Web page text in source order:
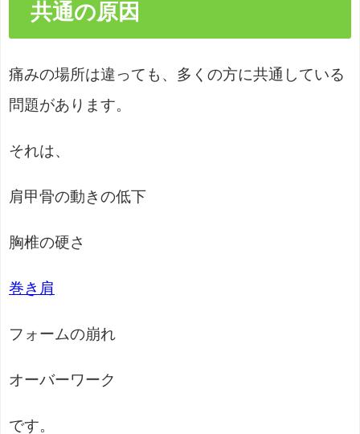
共通の原因
痛みの場所は違っても、多くの方に共通している
問題があります。
それは、
肩甲骨の動きの低下
胸椎の硬さ
巻き肩
フォームの崩れ
オーバーワーク
です。